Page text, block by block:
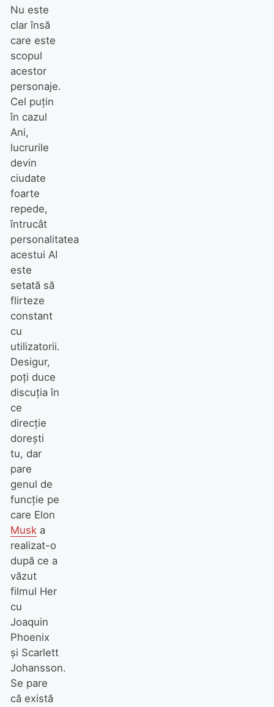
Nu este
clar însă
care este
scopul
acestor
personaje.
Cel puțin
în cazul
Ani,
lucrurile
devin
ciudate
foarte
repede,
întrucât
personalitatea
acestui AI
este
setată să
flirteze
constant
cu
utilizatorii.
Desigur,
poți duce
discuția în
ce
direcție
dorești
tu, dar
pare
genul de
funcție pe
care Elon
Muska
realizat-o
după ce a
văzut
filmul Her
cu
Joaquin
Phoenix
și Scarlett
Johansson.
Se pare
că există